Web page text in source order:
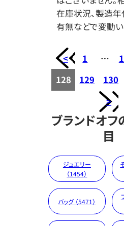
在庫状況、製造年
有無などで変動い
< 1 …
128
129
130
>
ブランドオ
目
ジュエリー
（1454）
バッグ （5471）